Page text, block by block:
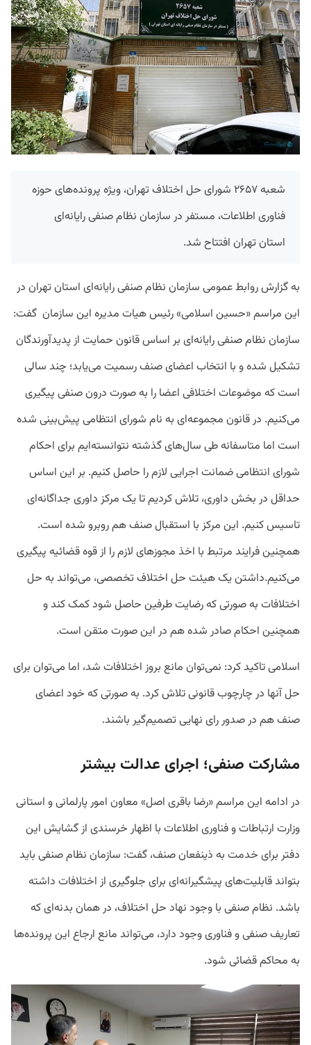
شعبه ۲۶۵۷ شورای حل اختلاف تهران، ویژه پرونده‌های حوزه
فناوری اطلاعات، مستفر در سازمان نظام صنفی رایانه‌ای
استان تهران افتتاح شد.
به گزارش روابط عمومی سازمان نظام صنفی رایانه‌ای استان تهران در
این مراسم «حسین اسلامی» رئیس هیات مدیره این سازمان گفت:
سازمان نظام صنفی رایانه‌ای بر اساس قانون حمایت از پدیدآورندگان
تشکیل شده و با انتخاب اعضای صنف رسمیت می‌یابد؛ چند سالی
است که موضوعات اختلافی اعضا را به صورت درون صنفی پیگیری
می‌کنیم. در قانون مجموعه‌ای به نام شورای انتظامی پیش‌بینی شده
است اما متاسفانه طی سال‌های گذشته نتوانسته‌ایم برای احکام
شورای انتظامی ضمانت اجرایی لازم را حاصل کنیم. بر این اساس
حداقل در بخش داوری، تلاش کردیم تا یک مرکز داوری جداگانه‌ای
تاسیس کنیم. این مرکز با استقبال صنف هم روبرو شده است.
همچنین فرایند مرتبط با اخذ مجوزهای لازم را از قوه قضائیه پیگیری
می‌کنیم.داشتن یک هیئت حل اختلاف تخصصی، می‌تواند به حل
اختلافات به صورتی که رضایت طرفین حاصل شود کمک کند و
همچنین احکام صادر شده هم در این صورت متقن است.
اسلامی تاکید کرد: نمی‌توان مانع بروز اختلافات شد، اما می‌توان برای
حل آنها در چارچوب قانونی تلاش کرد. به صورتی که خود اعضای
صنف هم در صدور رای نهایی تصمیم‌گیر باشند.
مشارکت صنفی؛ اجرای عدالت بیشتر
در ادامه این مراسم «رضا باقری اصل» معاون امور پارلمانی و استانی
وزارت ارتباطات و فناوری اطلاعات با اظهار خرسندی از گشایش این
دفتر برای خدمت به ذینفعان صنف، گفت: سازمان نظام صنفی باید
بتواند قابلیت‌های پیشگیرانه‌ای برای جلوگیری از اختلافات داشته
باشد. نظام صنفی با وجود نهاد حل اختلاف، در همان بدنه‌ای که
تعاریف صنفی و فناوری وجود دارد، می‌تواند مانع ارجاع این پرونده‌ها
به محاکم قضائی شود.